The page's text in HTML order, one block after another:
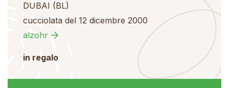
DUBAI (BL)
cucciolata del 12 dicembre 2000
alzohr
in regalo